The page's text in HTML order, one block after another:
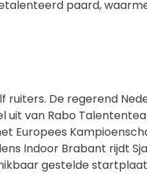
paard,
ruiters. De regerend
uit van Rabo
Europees
Indoor Brabant rijdt
gestelde